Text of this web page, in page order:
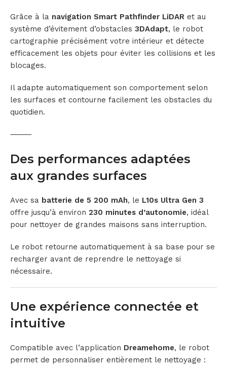
Grâce à la navigation Smart Pathfinder LiDAR et au
système d’évitement d’obstacles 3DAdapt, le robot
cartographie précisément votre intérieur et détecte
efficacement les objets pour éviter les collisions et les
blocages.
Il adapte automatiquement son comportement selon
les surfaces et contourne facilement les obstacles du
quotidien.
⸻
Des performances adaptées
aux grandes surfaces
Avec sa batterie de 5 200 mAh, le L10s Ultra Gen 3
offre jusqu’à environ 230 minutes d’autonomie, idéal
pour nettoyer de grandes maisons sans interruption.
Le robot retourne automatiquement à sa base pour se
recharger avant de reprendre le nettoyage si
nécessaire.
Une expérience connectée et
intuitive
Compatible avec l’application Dreamehome, le robot
permet de personnaliser entièrement le nettoyage :